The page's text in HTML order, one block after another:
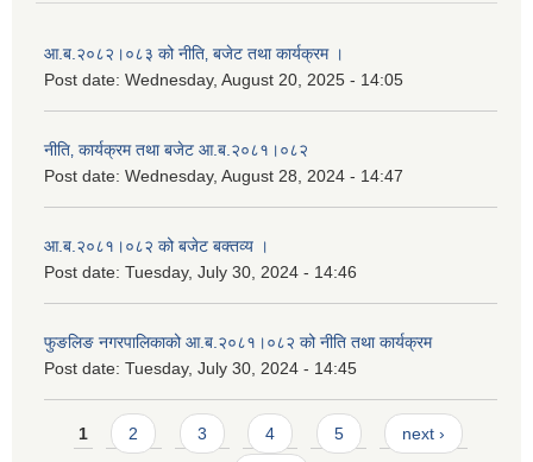
आ.ब.२०८२।०८३ को नीति‚ बजेट तथा कार्यक्रम ।
Post date: Wednesday, August 20, 2025 - 14:05
नीति‚ कार्यक्रम तथा बजेट आ.ब.२०८१।०८२
Post date: Wednesday, August 28, 2024 - 14:47
आ.ब.२०८१।०८२ को बजेट बक्तव्य ।
Post date: Tuesday, July 30, 2024 - 14:46
फुङलिङ नगरपालिकाको आ.ब.२०८१।०८२ को नीति तथा कार्यक्रम
Post date: Tuesday, July 30, 2024 - 14:45
Pages
1 2 3 4 5 next ›